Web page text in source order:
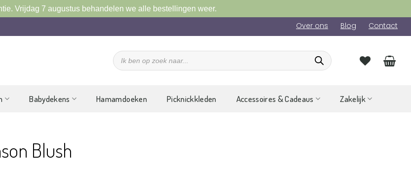
Vrijdag 7 augustus behandelen we alle bestellingen weer.
Over ons Blog Contact
Producten
zoeken
Babydekens Hamamdoeken Picknickkleden Accessoires & Cadeaus Zakelijk
Blush